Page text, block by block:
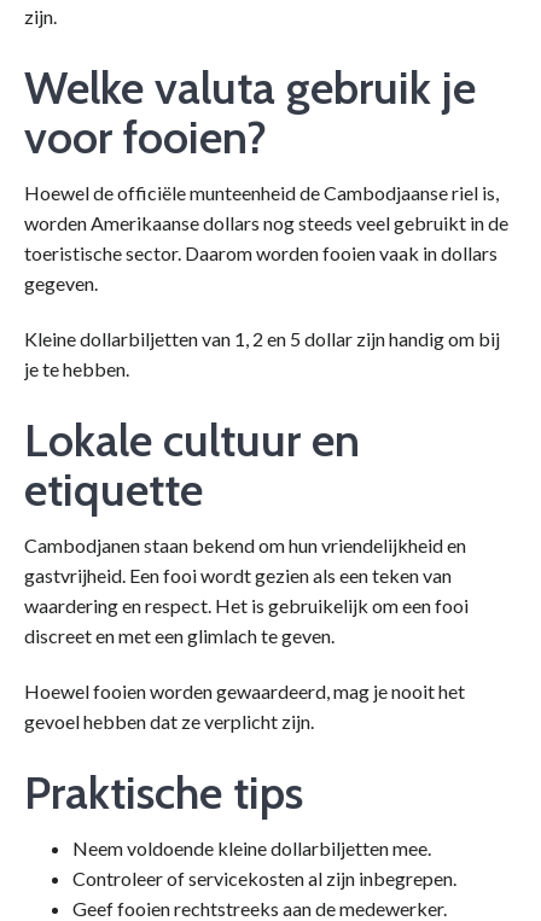
zijn.
Welke valuta gebruik je
voor fooien?
Hoewel de officiële munteenheid de Cambodjaanse riel is,
worden Amerikaanse dollars nog steeds veel gebruikt in de
toeristische sector. Daarom worden fooien vaak in dollars
gegeven.
Kleine dollarbiljetten van 1, 2 en 5 dollar zijn handig om bij
je te hebben.
Lokale cultuur en
etiquette
Cambodjanen staan bekend om hun vriendelijkheid en
gastvrijheid. Een fooi wordt gezien als een teken van
waardering en respect. Het is gebruikelijk om een fooi
discreet en met een glimlach te geven.
Hoewel fooien worden gewaardeerd, mag je nooit het
gevoel hebben dat ze verplicht zijn.
Praktische tips
Neem voldoende kleine dollarbiljetten mee.
Controleer of servicekosten al zijn inbegrepen.
Geef fooien rechtstreeks aan de medewerker.